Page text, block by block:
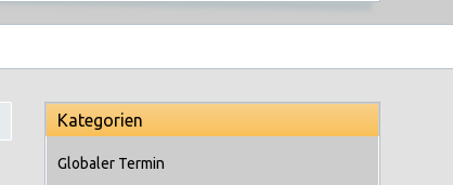
Kategorien
Globaler Termin